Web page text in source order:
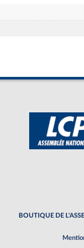
BOUTIQUE DE